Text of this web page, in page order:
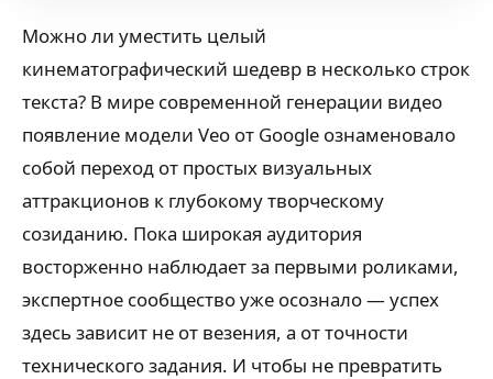
Можно ли уместить целый
кинематографический шедевр в несколько строк
текста? В мире современной генерации видео
появление модели Veo от Google ознаменовало
собой переход от простых визуальных
аттракционов к глубокому творческому
созиданию. Пока широкая аудитория
восторженно наблюдает за первыми роликами,
экспертное сообщество уже осознало — успех
здесь зависит не от везения, а от точности
технического задания. И чтобы не превратить